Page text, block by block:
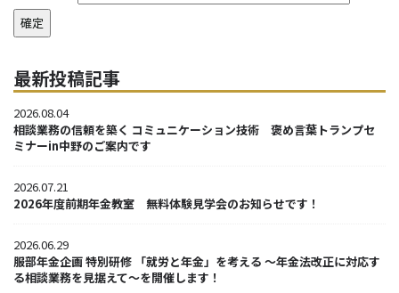
最新投稿記事
2026.08.04
相談業務の信頼を築く コミュニケーション技術 褒め言葉トランプセ
ミナーin中野のご案内です
2026.07.21
2026年度前期年金教室 無料体験見学会のお知らせです！
2026.06.29
服部年金企画 特別研修 「就労と年金」を考える ～年金法改正に対応す
る相談業務を見据えて～を開催します！